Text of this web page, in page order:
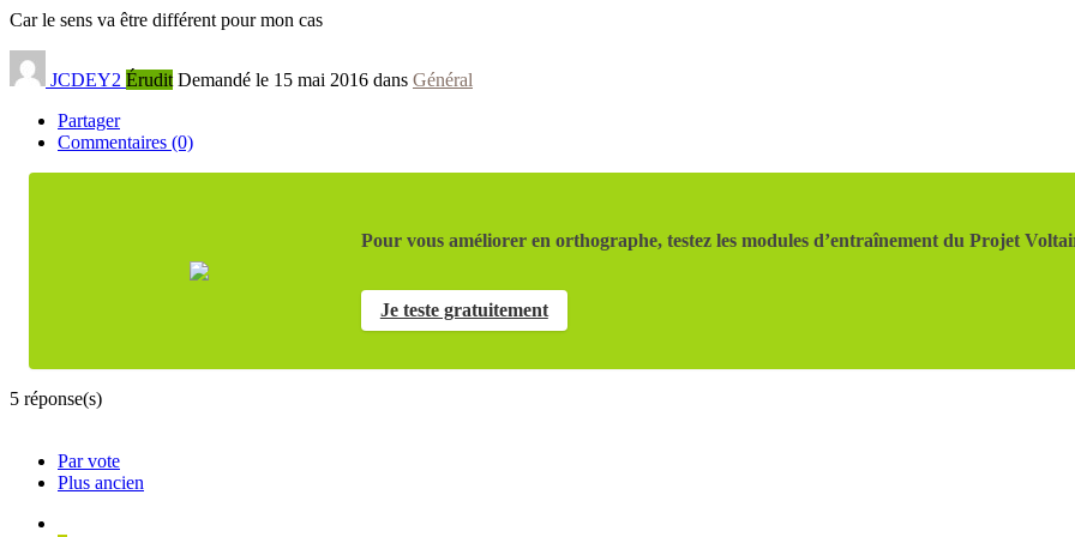
Car le sens va être différent pour mon cas
JCDEY2 Érudit Demandé le 15 mai 2016 dans Général
Partager
Commentaires (0)
Pour vous améliorer en orthographe, testez les modules d’entraînement du Projet
Je teste gratuitement
5 réponse(s)
Par vote
Plus ancien